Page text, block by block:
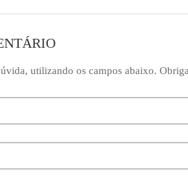
utilizando os campos abaixo.